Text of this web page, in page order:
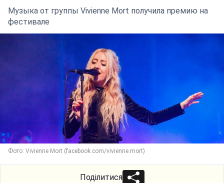
Музыка от группы Vivienne Mort получила премию на
фестивале
Фото: Vivienne Mort (facebook.com/vivienne.mort)
Поділитися